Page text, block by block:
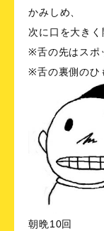
かみしめ、
次に口を大きく
※舌の先はスポ
※舌の裏側のひ
朝晩10回